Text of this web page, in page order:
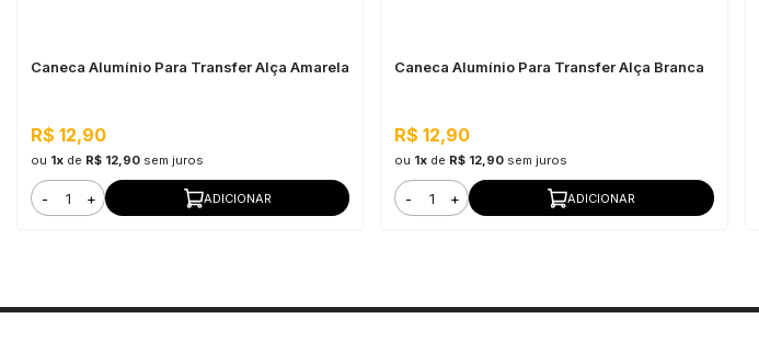
Caneca Alumínio Para Transfer Alça Amarela
R$ 12,90
ou 1x de R$ 12,90 sem juros
- + ADICIONAR
Caneca Alumínio Para Transfer Alça Branca
R$ 12,90
ou 1x de R$ 12,90 sem juros
- + ADICIONAR